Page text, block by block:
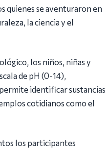
quienes se aventuraron en
la ciencia y el
los niños, niñas y
de pH (0-14),
identificar sustancias
cotidianos como el
los participantes